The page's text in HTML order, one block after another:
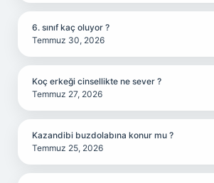
6. sınıf kaç oluyor ?
Temmuz 30, 2026
Koç erkeği cinsellikte ne sever ?
Temmuz 27, 2026
Kazandibi buzdolabına konur mu ?
Temmuz 25, 2026